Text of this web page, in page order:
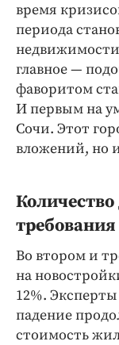
время
периода
главное —
фаворитом
И первым на
Сочи. Этот
вложений, но
Количество
Во втором и
на
12%.
падение
стоимость